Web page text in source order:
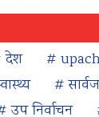
देश #
#
उप निर्वाचन